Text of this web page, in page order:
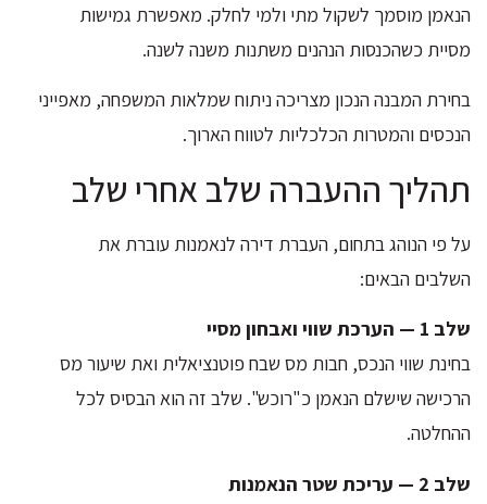
הנאמן מוסמך לשקול מתי ולמי לחלק. מאפשרת גמישות
מסיית כשהכנסות הנהנים משתנות משנה לשנה.
בחירת המבנה הנכון מצריכה ניתוח שמלאות המשפחה, מאפייני
הנכסים והמטרות הכלכליות לטווח הארוך.
תהליך ההעברה שלב אחרי שלב
על פי הנוהג בתחום, העברת דירה לנאמנות עוברת את
השלבים הבאים:
שלב 1 — הערכת שווי ואבחון מסיי
בחינת שווי הנכס, חבות מס שבח פוטנציאלית ואת שיעור מס
הרכישה שישלם הנאמן כ"רוכש". שלב זה הוא הבסיס לכל
ההחלטה.
שלב 2 — עריכת שטר הנאמנות